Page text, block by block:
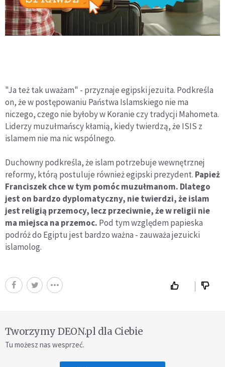
"Ja też tak uważam" - przyznaje egipski jezuita. Podkreśla
on, że w postępowaniu Państwa Islamskiego nie ma
niczego, czego nie byłoby w Koranie czy tradycji Mahometa.
Liderzy muzułmańscy kłamią, kiedy twierdzą, że ISIS z
islamem nie ma nic wspólnego.
Duchowny podkreśla, że islam potrzebuje wewnętrznej
reformy, którą postuluje również egipski prezydent. Papież
Franciszek chce w tym pomóc muzułmanom. Dlatego
jest on bardzo dyplomatyczny, nie twierdzi, że islam
jest religią przemocy, lecz przeciwnie, że w religii nie
ma miejsca na przemoc. Pod tym względem papieska
podróż do Egiptu jest bardzo ważna - zauważa jezuicki
islamolog.
Tworzymy DEON.pl dla Ciebie
Tu możesz nas wesprzeć.